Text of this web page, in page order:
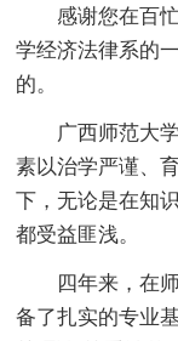
感谢您在百忙
学经济法律系的
的。
广西师范大学
素以治学严谨、
下，无论是在知
都受益匪浅。
四年来，在师
备了扎实的专业